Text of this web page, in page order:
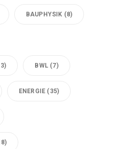
BAUPHYSIK (8)
BWL (7)
ENERGIE (35)